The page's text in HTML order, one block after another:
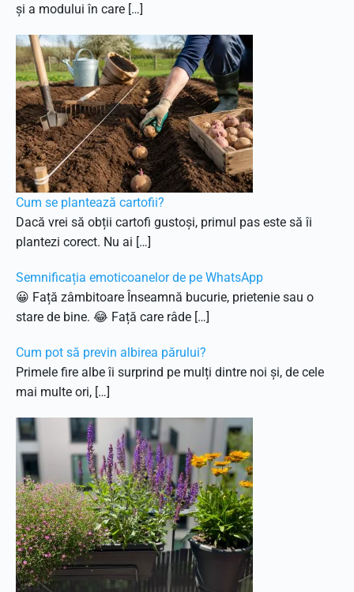
și a modului în care […]
Cum se plantează cartofii?
Dacă vrei să obții cartofi gustoși, primul pas este să îi
plantezi corect. Nu ai […]
Semnificația emoticoanelor de pe WhatsApp
😀 Față zâmbitoare Înseamnă bucurie, prietenie sau o
stare de bine. 😂 Față care râde […]
Cum pot să previn albirea părului?
Primele fire albe îi surprind pe mulți dintre noi și, de cele
mai multe ori, […]